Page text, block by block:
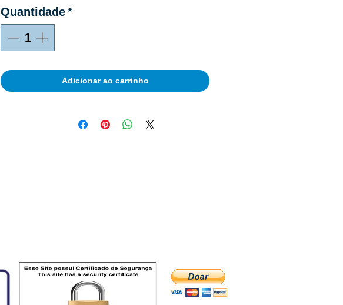
Quantidade*
Adicionar ao carrinho